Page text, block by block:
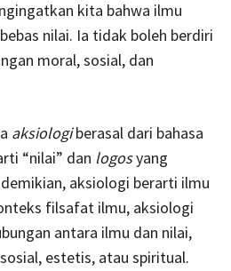
kita bahwa ilmu
nilai. Ia tidak boleh berdiri
moral, sosial, dan
aksiologiberasal dari bahasa
“nilai” dan logosyang
aksiologi berarti ilmu
filsafat ilmu, aksiologi
antara ilmu dan nilai,
estetis, atau spiritual.